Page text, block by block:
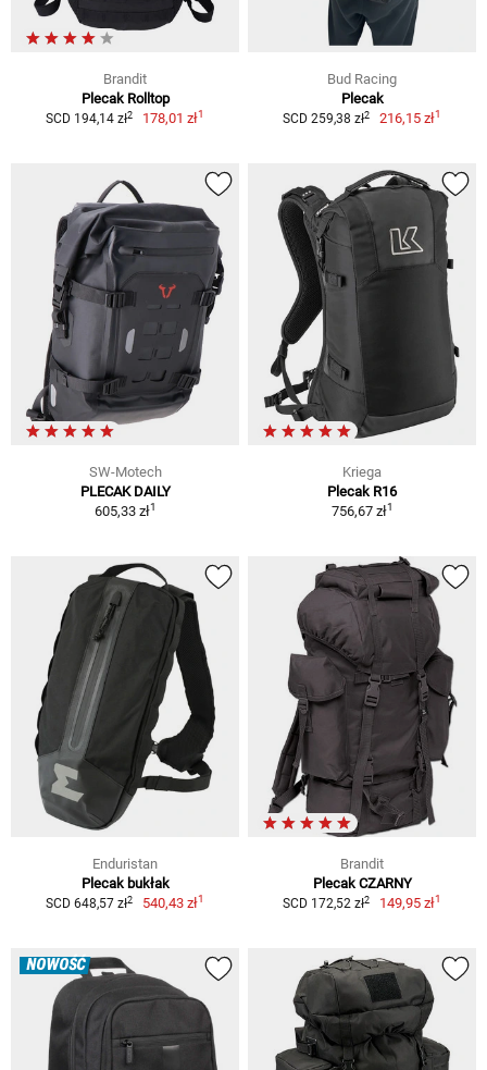
Brandit
Plecak Rolltop
SCD 194,14 zł2 178,01 zł1
Bud Racing
Plecak
SCD 259,38 zł2 216,15 zł1
SW-Motech
PLECAK DAILY
605,33 zł1
Kriega
Plecak R16
756,67 zł1
Enduristan
Plecak bukłak
SCD 648,57 zł2 540,43 zł1
Brandit
Plecak CZARNY
SCD 172,52 zł2 149,95 zł1
NOWOŚĆ